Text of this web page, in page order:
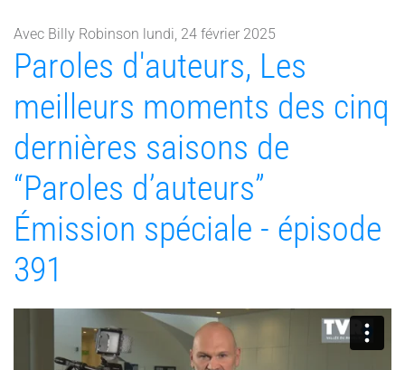
Avec Billy Robinson lundi, 24 février 2025
Paroles d'auteurs, Les
meilleurs moments des cinq
dernières saisons de
“Paroles d’auteurs”
Émission spéciale - épisode
391